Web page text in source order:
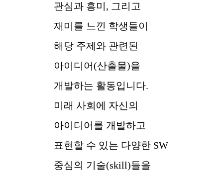
관심과 흥미, 그리고
재미를 느낀 학생들이
해당 주제와 관련된
아이디어(산출물)을
개발하는 활동입니다.
미래 사회에 자신의
아이디어를 개발하고
표현할 수 있는 다양한 SW
중심의 기술(skill)들을